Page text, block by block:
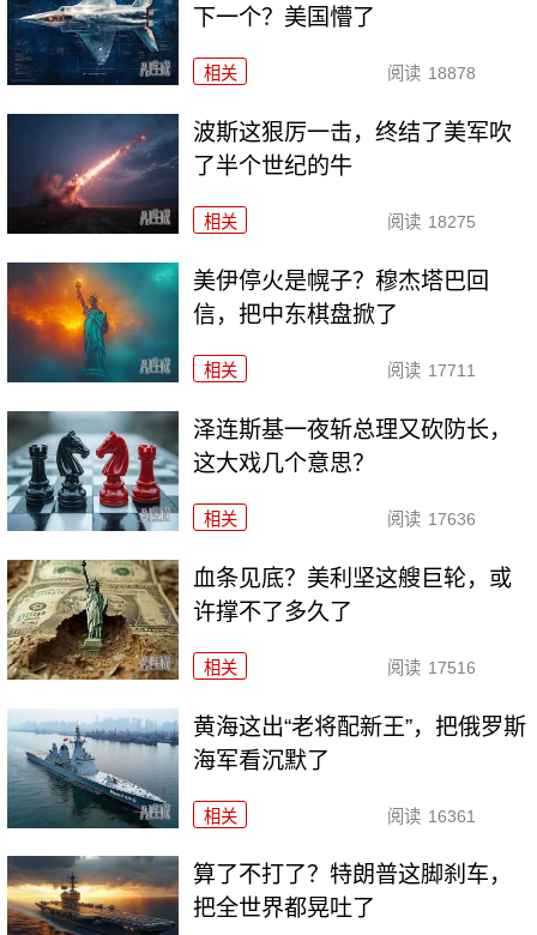
下一个？美国懵了
相关 阅读 18878
波斯这狠厉一击，终结了美军吹
了半个世纪的牛
相关 阅读 18275
美伊停火是幌子？穆杰塔巴回
信，把中东棋盘掀了
相关 阅读 17711
泽连斯基一夜斩总理又砍防长，
这大戏几个意思？
相关 阅读 17636
血条见底？美利坚这艘巨轮，或
许撑不了多久了
相关 阅读 17516
黄海这出“老将配新王”，把俄罗斯
海军看沉默了
相关 阅读 16361
算了不打了？特朗普这脚刹车，
把全世界都晃吐了